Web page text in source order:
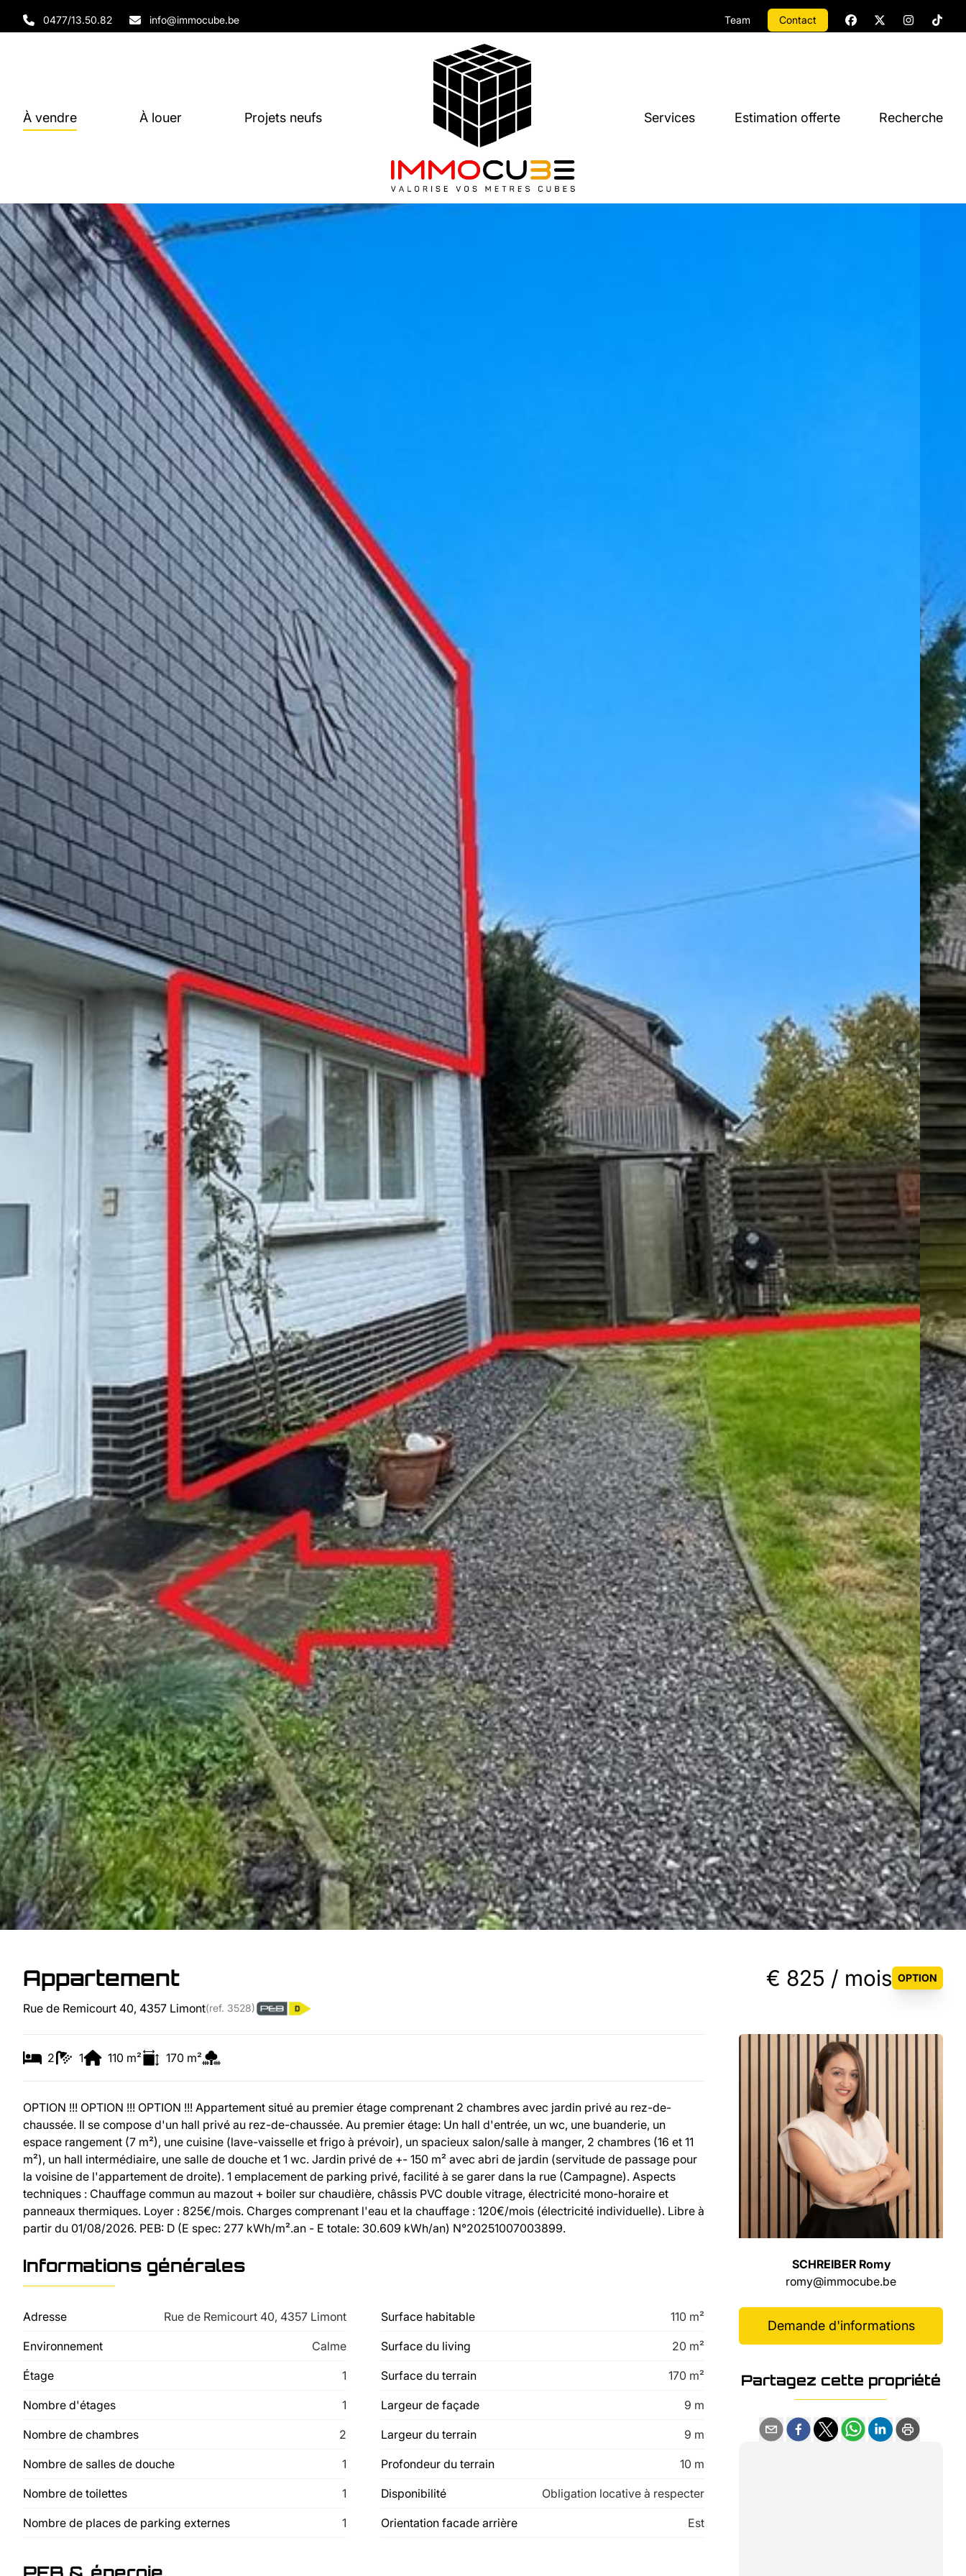
0477/13.50.82 info@immocube.be Team Contact
À vendre À louer Projets neufs Services Estimation offerte Recherche
Appartement € 825 / mois OPTION
Rue de Remicourt 40, 4357 Limont(ref. 3528)
2 1 110 m² 170 m²
OPTION !!! OPTION !!! OPTION !!! Appartement situé au premier étage comprenant 2 chambres avec jardin privé au rez-de-
chaussée. Il se compose d'un hall privé au rez-de-chaussée. Au premier étage: Un hall d'entrée, un wc, une buanderie, un
espace rangement (7 m²), une cuisine (lave-vaisselle et frigo à prévoir), un spacieux salon/salle à manger, 2 chambres (16 et 11
m²), un hall intermédiaire, une salle de douche et 1 wc. Jardin privé de +- 150 m² avec abri de jardin (servitude de passage pour
la voisine de l'appartement de droite). 1 emplacement de parking privé, facilité à se garer dans la rue (Campagne). Aspects
techniques : Chauffage commun au mazout + boiler sur chaudière, châssis PVC double vitrage, électricité mono-horaire et
panneaux thermiques. Loyer : 825€/mois. Charges comprenant l'eau et la chauffage : 120€/mois (électricité individuelle). Libre à
partir du 01/08/2026. PEB: D (E spec: 277 kWh/m².an - E totale: 30.609 kWh/an) N°20251007003899.
Informations générales
Adresse Rue de Remicourt 40, 4357 Limont Surface habitable 110 m²
Environnement Calme Surface du living 20 m²
Étage 1 Surface du terrain 170 m²
Nombre d'étages 1 Largeur de façade 9 m
Nombre de chambres 2 Largeur du terrain 9 m
Nombre de salles de douche 1 Profondeur du terrain 10 m
Nombre de toilettes 1 Disponibilité Obligation locative à respecter
Nombre de places de parking externes 1 Orientation facade arrière Est
SCHREIBER Romy
romy@immocube.be
Demande d'informations
Partagez cette propriété